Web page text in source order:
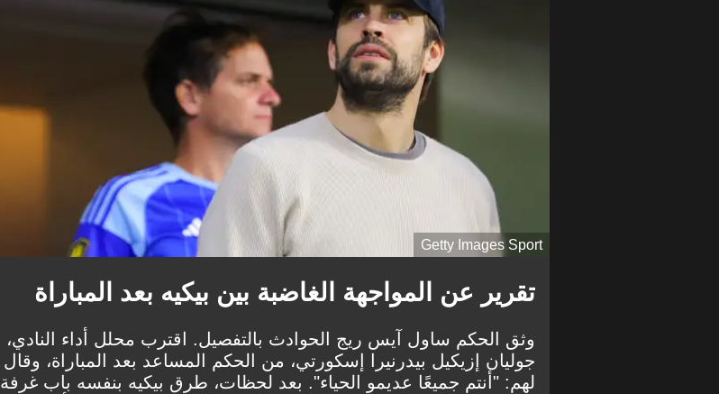
Getty Images Sport
تقرير عن المواجهة الغاضبة بين بيكيه بعد المباراة
وثق الحكم ساول آيس ريج الحوادث بالتفصيل. اقترب محلل أداء النادي،
جوليان إزيكيل بيدرنيرا إسكورتي، من الحكم المساعد بعد المباراة، وقال
لهم: "أنتم جميعًا عديمو الحياء". بعد لحظات، طرق بيكيه بنفسه باب غرفة